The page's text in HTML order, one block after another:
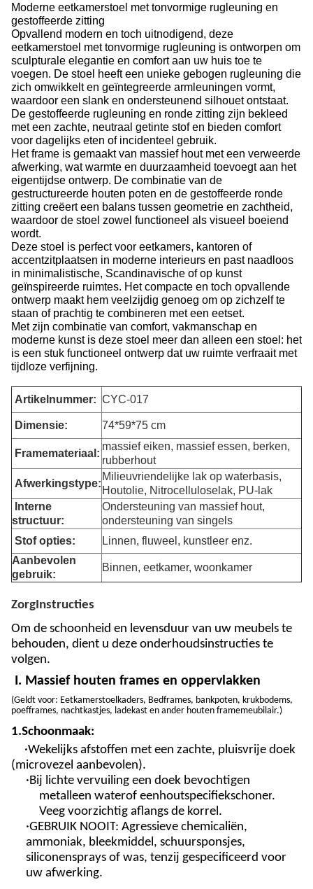
Moderne eetkamerstoel met tonvormige rugleuning en
gestoffeerde zitting
Opvallend modern en toch uitnodigend, deze
eetkamerstoel met tonvormige rugleuning is ontworpen om
sculpturale elegantie en comfort aan uw huis toe te
voegen. De stoel heeft een unieke gebogen rugleuning die
zich omwikkelt en geïntegreerde armleuningen vormt,
waardoor een slank en ondersteunend silhouet ontstaat.
De gestoffeerde rugleuning en ronde zitting zijn bekleed
met een zachte, neutraal getinte stof en bieden comfort
voor dagelijks eten of incidenteel gebruik.
Het frame is gemaakt van massief hout met een verweerde
afwerking, wat warmte en duurzaamheid toevoegt aan het
eigentijdse ontwerp. De combinatie van de
gestructureerde houten poten en de gestoffeerde ronde
zitting creëert een balans tussen geometrie en zachtheid,
waardoor de stoel zowel functioneel als visueel boeiend
wordt.
Deze stoel is perfect voor eetkamers, kantoren of
accentzitplaatsen in moderne interieurs en past naadloos
in minimalistische, Scandinavische of op kunst
geïnspireerde ruimtes. Het compacte en toch opvallende
ontwerp maakt hem veelzijdig genoeg om op zichzelf te
staan ​​of prachtig te combineren met een eetset.
Met zijn combinatie van comfort, vakmanschap en
moderne kunst is deze stoel meer dan alleen een stoel: het
is een stuk functioneel ontwerp dat uw ruimte verfraait met
tijdloze verfijning.
Artikelnummer: CYC-017
Dimensie: 74*59*75 cm
Framemateriaal:
massief eiken, massief essen, berken,
rubberhout
Afwerkingstype:
Milieuvriendelijke lak op waterbasis,
Houtolie, Nitrocelluloselak, PU-lak
Interne
structuur:
Ondersteuning van massief hout,
ondersteuning van singels
Stof opties:
Linnen, fluweel, kunstleer enz.
Aanbevolen
gebruik:
Binnen, eetkamer, woonkamer
ZorgInstructies
Om de schoonheid en levensduur van uw meubels te
behouden, dient u deze onderhoudsinstructies te
volgen.
I. Massief houten frames en oppervlakken
(Geldt voor: Eetkamerstoelkaders, Bedframes, bankpoten, krukbodems,
poefframes, nachtkastjes, ladekast en ander houten framemeubilair.)
1.Schoonmaak:
·Wekelijks afstoffen met een zachte, pluisvrije doek
(microvezel aanbevolen).
·Bij lichte vervuiling een doek bevochtigen
metalleen waterof eenhoutspecifiekschoner.
Veeg voorzichtig aflangs de korrel.
·GEBRUIK NOOIT: Agressieve chemicaliën,
ammoniak, bleekmiddel, schuursponsjes,
siliconensprays of was, tenzij gespecificeerd voor
uw afwerking.